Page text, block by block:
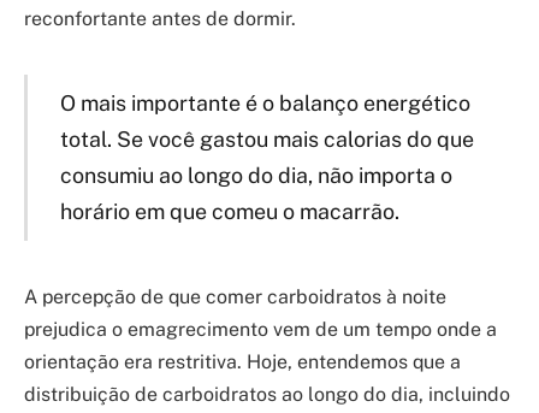
reconfortante antes de dormir.
O mais importante é o balanço energético
total. Se você gastou mais calorias do que
consumiu ao longo do dia, não importa o
horário em que comeu o macarrão.
A percepção de que comer carboidratos à noite
prejudica o emagrecimento vem de um tempo onde a
orientação era restritiva. Hoje, entendemos que a
distribuição de carboidratos ao longo do dia, incluindo